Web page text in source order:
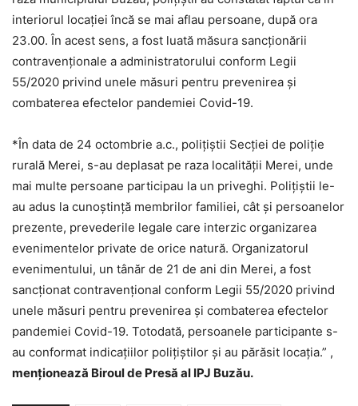
interiorul locaţiei încă se mai aflau persoane, după ora
23.00. În acest sens, a fost luată măsura sancționării
contravenționale a administratorului conform Legii
55/2020 privind unele măsuri pentru prevenirea şi
combaterea efectelor pandemiei Covid-19.
*În data de 24 octombrie a.c., poliţiştii Secţiei de poliţie
rurală Merei, s-au deplasat pe raza localităţii Merei, unde
mai multe persoane participau la un priveghi. Poliţiştii le-
au adus la cunoștință membrilor familiei, cât și persoanelor
prezente, prevederile legale care interzic organizarea
evenimentelor private de orice natură. Organizatorul
evenimentului, un tânăr de 21 de ani din Merei, a fost
sancţionat contravenţional conform Legii 55/2020 privind
unele măsuri pentru prevenirea şi combaterea efectelor
pandemiei Covid-19. Totodată, persoanele participante s-
au conformat indicațiilor polițiștilor și au părăsit locația.” ,
menționează Biroul de Presă al IPJ Buzău.